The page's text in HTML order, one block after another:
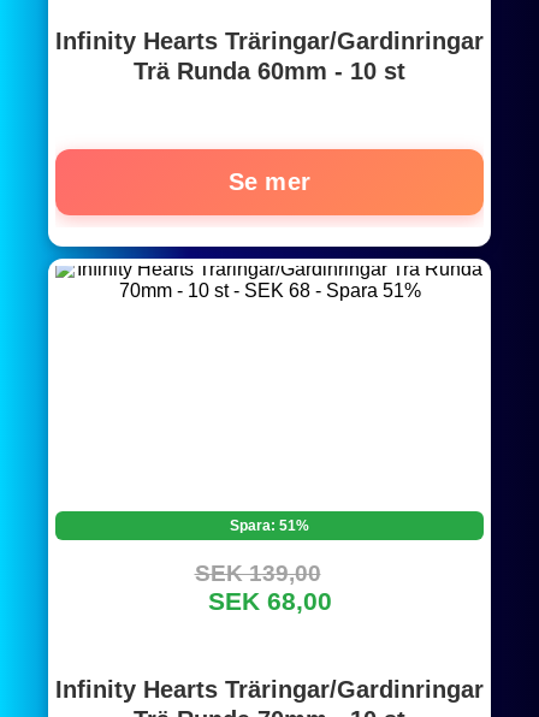
Infinity Hearts Träringar/Gardinringar
Trä Runda 60mm - 10 st
Se mer
Spara: 51%
SEK 139,00
SEK 68,00
Infinity Hearts Träringar/Gardinringar